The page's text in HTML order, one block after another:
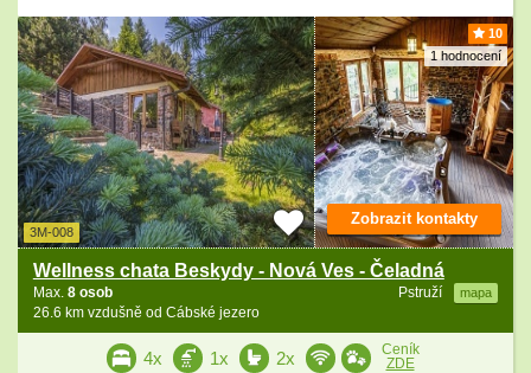
10
1 hodnocení
3M-008
Wellness chata Beskydy - Nová Ves - Čeladná
Pstruží mapa
Max. 8 osob
26.6 km vzdušně od Cábské jezero
Zobrazit kontakty
4x 1x 2x
Ceník
ZDE